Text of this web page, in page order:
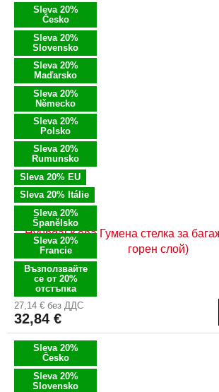
Sleva 20%
Česko
Sleva 20%
Slovensko
Sleva 20%
Maďarsko
Sleva 20%
Německo
Sleva 20%
Polsko
Sleva 20%
Rumunsko
Sleva 20% EU
Sleva 20% Itálie
Sleva 20%
Španělsko
Sleva 20%
Francie
Възползвайте
се от 20%
отстъпка
Hyundai Kona Гумена стелка за
горен слой)
27,14 € без ДДС
32,84 €
Sleva 20%
Česko
Sleva 20%
Slovensko